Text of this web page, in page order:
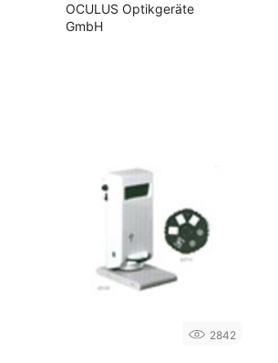
OCULUS Optikgeräte
GmbH
2842